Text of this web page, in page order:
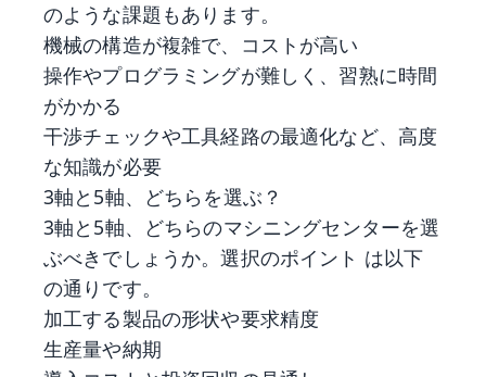
のような課題もあります。
機械の構造が複雑で、コストが高い
操作やプログラミングが難しく、習熟に時間
がかかる
干渉チェックや工具経路の最適化など、高度
な知識が必要
3軸と5軸、どちらを選ぶ？
3軸と5軸、どちらのマシニングセンターを選
ぶべきでしょうか。選択のポイント は以下
の通りです。
加工する製品の形状や要求精度
生産量や納期